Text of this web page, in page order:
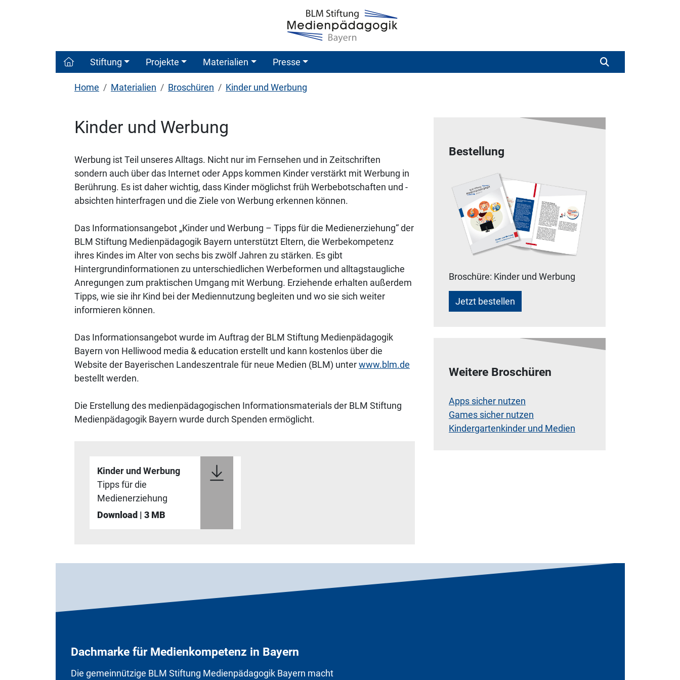
Stiftung Projekte Materialien Presse
Home Materialien Broschüren Kinder und Werbung
Kinder und Werbung
Werbung ist Teil unseres Alltags. Nicht nur im Fernsehen und in Zeitschriften
sondern auch über das Internet oder Apps kommen Kinder verstärkt mit Werbung in
Berührung. Es ist daher wichtig, dass Kinder möglichst früh Werbebotschaften und -
absichten hinterfragen und die Ziele von Werbung erkennen können.
Das Informationsangebot „Kinder und Werbung – Tipps für die Medienerziehung“ der
BLM Stiftung Medienpädagogik Bayern unterstützt Eltern, die Werbekompetenz
ihres Kindes im Alter von sechs bis zwölf Jahren zu stärken. Es gibt
Hintergrundinformationen zu unterschiedlichen Werbeformen und alltagstaugliche
Anregungen zum praktischen Umgang mit Werbung. Erziehende erhalten außerdem
Tipps, wie sie ihr Kind bei der Mediennutzung begleiten und wo sie sich weiter
informieren können.
Das Informationsangebot wurde im Auftrag der BLM Stiftung Medienpädagogik
Bayern von Helliwood media & education erstellt und kann kostenlos über die
Website der Bayerischen Landeszentrale für neue Medien (BLM) unterwww.blm.de
bestellt werden.
Die Erstellung des medienpädagogischen Informationsmaterials der BLM Stiftung
Medienpädagogik Bayern wurde durch Spenden ermöglicht.
Kinder und Werbung
Tipps für die
Medienerziehung
Download | 3 MB
Bestellung
Broschüre: Kinder und Werbung
Jetzt bestellen
Weitere Broschüren
Apps sicher nutzen
Games sicher nutzen
Kindergartenkinder und Medien
Dachmarke für Medienkompetenz in Bayern
Die gemeinnützige BLM Stiftung Medienpädagogik Bayern macht